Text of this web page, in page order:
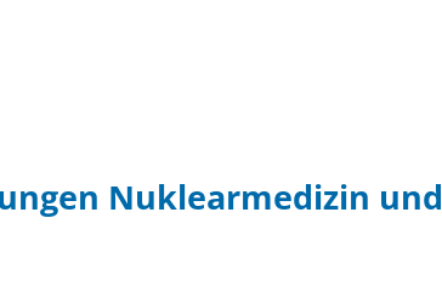
Nuklearmedizin und